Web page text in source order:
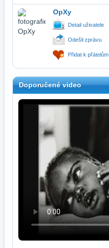
OpXy
Detail uživatele
Odešli zprávu
Přidat k přátelům
Doporučené video